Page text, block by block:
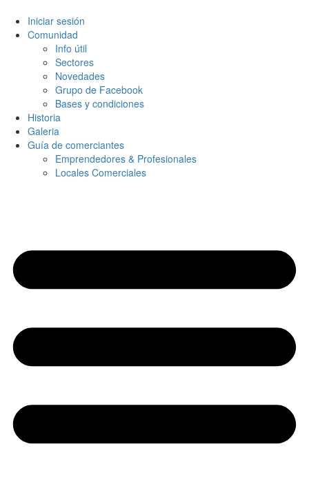
Iniciar sesión
Comunidad
Info útil
Sectores
Novedades
Grupo de Facebook
Bases y condiciones
Historia
Galeria
Guía de comerciantes
Emprendedores & Profesionales
Locales Comerciales